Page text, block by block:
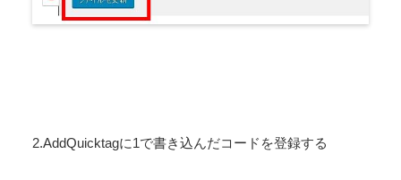
2.AddQuicktagに1で書き込んだコードを登録する